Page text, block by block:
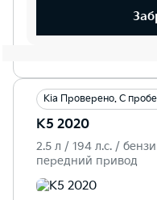
Kia Проверено. С
K5 2020
2.5 л / 194 л.c. /
передний привод